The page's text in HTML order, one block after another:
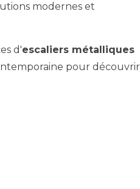
modernes et
d'escaliers métalliques
pour découvrir